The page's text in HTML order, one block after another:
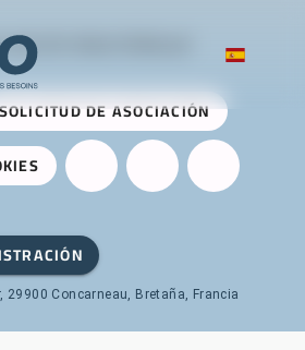
solución desarrollada por
DE ASOCIACIÓN
29900 Concarneau, Bretaña, Francia